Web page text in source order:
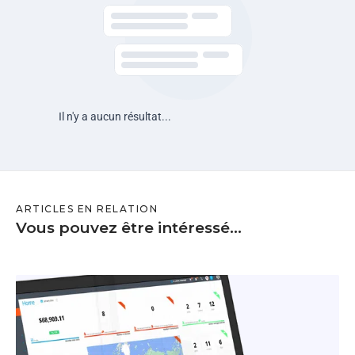
Il n'y a aucun résultat...
ARTICLES EN RELATION
Vous pouvez être intéressé...
W
e
b